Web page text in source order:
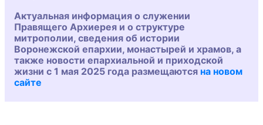
Актуальная информация о служении
Правящего Архиерея и о структуре
митрополии, сведения об истории
Воронежской епархии, монастырей и храмов, а
также новости епархиальной и приходской
жизни с 1 мая 2025 года размещаются на новом
сайте